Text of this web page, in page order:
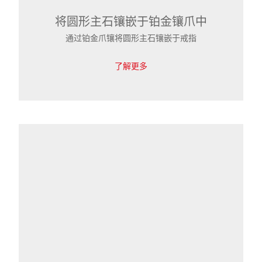
将圆形主石镶嵌于铂金镶爪中
通过铂金爪镶将圆形主石镶嵌于戒指
了解更多